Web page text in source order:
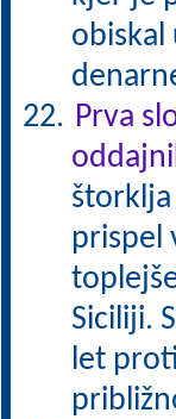
obiskal
Prva
štorklja
prispel
Siciliji.
let